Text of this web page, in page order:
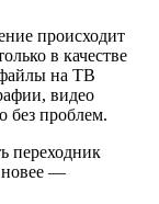
происходит
в качестве
на ТВ
видео
без проблем.
переходник
новее —